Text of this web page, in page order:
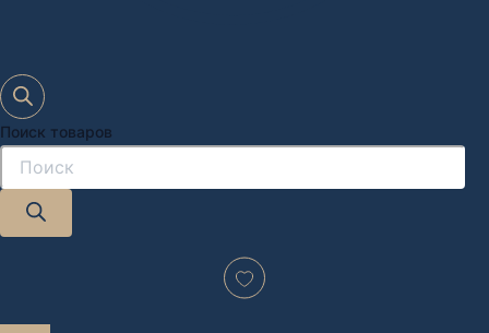
Поиск товаров
Дизайн-проект "под ключ" в Москве